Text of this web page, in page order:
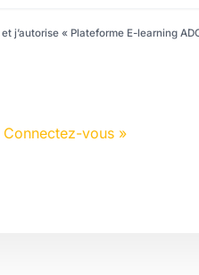
et j’autorise « Plateforme E-learning
Connectez-vous »